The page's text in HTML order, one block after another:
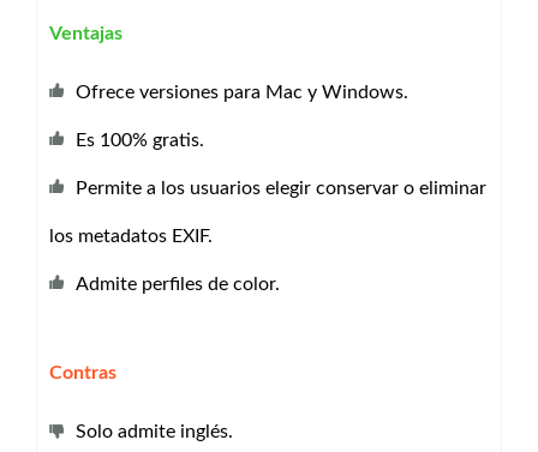
Ventajas
Ofrece versiones para Mac y Windows.
Es 100% gratis.
Permite a los usuarios elegir conservar o eliminar
los metadatos EXIF.
Admite perfiles de color.
Contras
Solo admite inglés.